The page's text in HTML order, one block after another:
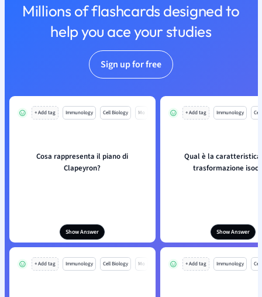
Millions of flashcards designed to
help you ace your studies
Sign up for free
+ Add tag Immunology Cell Biology Mo
Cosa rappresenta il piano di
Clapeyron?
Show Answer
+ Add tag Immunology
Qual è la caratteristica
trasformazione
Show Answer
+ Add tag Immunology Cell Biology Mo + Add tag Immunology